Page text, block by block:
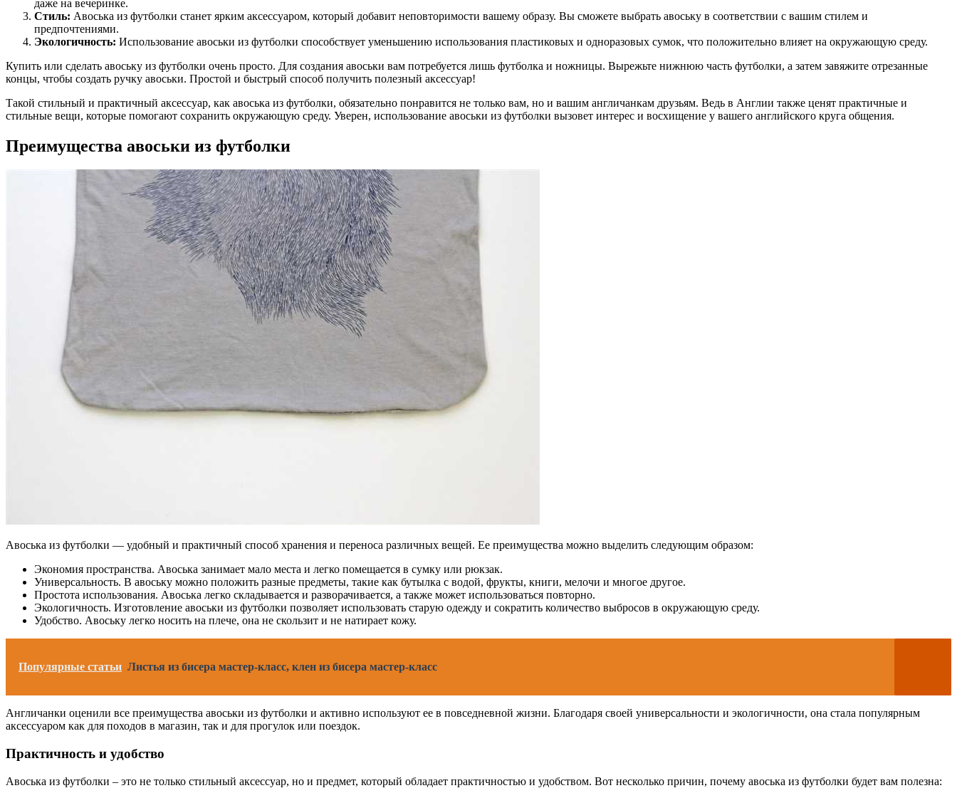
даже на вечеринке.
Стиль: Авоська из футболки станет ярким аксессуаром, который добавит неповторимости вашему образу. Вы сможете выбрать авоську в соответствии с вашим стилем и
предпочтениями.
Экологичность: Использование авоськи из футболки способствует уменьшению использования пластиковых и одноразовых сумок, что положительно влияет на окружающую среду.
Купить или сделать авоську из футболки очень просто. Для создания авоськи вам потребуется лишь футболка и ножницы. Вырежьте нижнюю часть футболки, а затем завяжите отрезанные
концы, чтобы создать ручку авоськи. Простой и быстрый способ получить полезный аксессуар!
Такой стильный и практичный аксессуар, как авоська из футболки, обязательно понравится не только вам, но и вашим англичанкам друзьям. Ведь в Англии также ценят практичные и
стильные вещи, которые помогают сохранить окружающую среду. Уверен, использование авоськи из футболки вызовет интерес и восхищение у вашего английского круга общения.
Преимущества авоськи из футболки
Авоська из футболки — удобный и практичный способ хранения и переноса различных вещей. Ее преимущества можно выделить следующим образом:
Экономия пространства. Авоська занимает мало места и легко помещается в сумку или рюкзак.
Универсальность. В авоську можно положить разные предметы, такие как бутылка с водой, фрукты, книги, мелочи и многое другое.
Простота использования. Авоська легко складывается и разворачивается, а также может использоваться повторно.
Экологичность. Изготовление авоськи из футболки позволяет использовать старую одежду и сократить количество выбросов в окружающую среду.
Удобство. Авоську легко носить на плече, она не скользит и не натирает кожу.
Популярные статьи Листья из бисера мастер-класс, клен из бисера мастер-класс
Англичанки оценили все преимущества авоськи из футболки и активно используют ее в повседневной жизни. Благодаря своей универсальности и экологичности, она стала популярным
аксессуаром как для походов в магазин, так и для прогулок или поездок.
Практичность и удобство
Авоська из футболки – это не только стильный аксессуар, но и предмет, который обладает практичностью и удобством. Вот несколько причин, почему авоська из футболки будет вам полезна: